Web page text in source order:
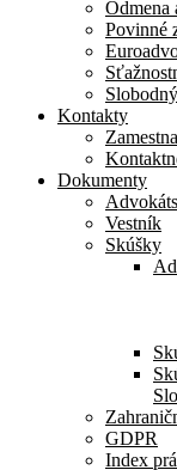
Odmena
Povinné
Kontakty
Dokumenty
Vestník
Skúšky
GDPR
Index